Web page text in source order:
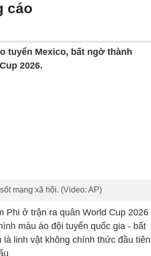
cáo
tuyển Mexico, bất ngờ thành
2026.
mạng xã hội. (Video: AP)